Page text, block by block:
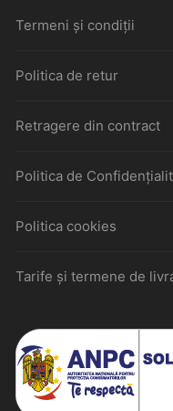
Termeni și condiții
Politica de retur
Retragere din contract
Politica de
Politica cookies
Tarife și termene de